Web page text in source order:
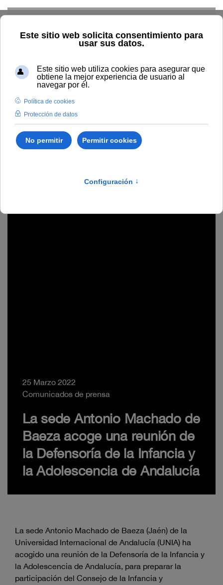
25 Marzo 2022
Comunicados de prensa
La sede Antonio Machado de
Baeza acoge una reunión de
la Defensoría de la Infancia y
la Adolescencia de Andalucía
La sede Antonio Machado de Baeza (Jaén) de la
Universidad Internacional de Andalucía (UNIA) ha
acogido una reunión de la Defensoría de la Infancia y
la Adolescencia de Andalucía, para preparar la
participación del Consejo de la Infancia y